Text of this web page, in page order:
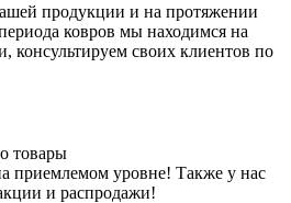
продукции и на протяжении
ковров мы находимся на
консультируем своих клиентов по
товары
приемлемом уровне! Также у нас
и распродажи!